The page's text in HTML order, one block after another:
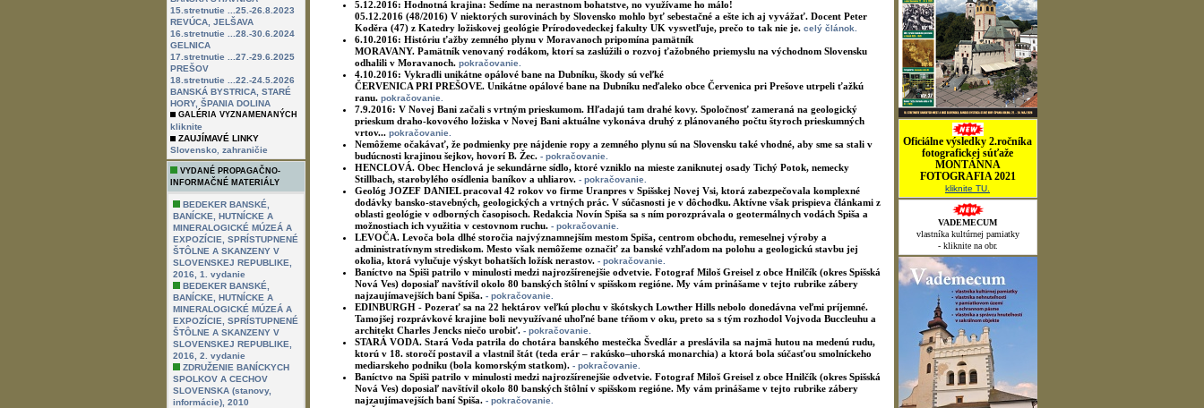
15.stretnutie ...25.-26.8.2023
REVÚCA, JELŠAVA
16.stretnutie ...28.-30.6.2024
GELNICA
17.stretnutie ...27.-29.6.2025
PREŠOV
18.stretnutie ...22.-24.5.2026
BANSKÁ BYSTRICA, STARÉ
HORY, ŠPANIA DOLINA
GALÉRIA VYZNAMENANÝCH
kliknite
ZAUJÍMAVÉ LINKY
Slovensko, zahraničie
VYDANÉ PROPAGAČNO-
INFORMAČNÉ MATERIÁLY
BEDEKER BANSKÉ,
BANÍCKE, HUTNÍCKE A
MINERALOGICKÉ MÚZEÁ A
EXPOZÍCIE, SPRÍSTUPNENÉ
ŠTÔLNE A SKANZENY V
SLOVENSKEJ REPUBLIKE,
2016, 1. vydanie
BEDEKER BANSKÉ,
BANÍCKE, HUTNÍCKE A
MINERALOGICKÉ MÚZEÁ A
EXPOZÍCIE, SPRÍSTUPNENÉ
ŠTÔLNE A SKANZENY V
SLOVENSKEJ REPUBLIKE,
2016, 2. vydanie
ZDRUŽENIE BANÍCKYCH
SPOLKOV A CECHOV
SLOVENSKA (stanovy,
informácie), 2010
Oficiálne výsledky 2.ročníka
fotografickej súťaže
MONTÁNNA
FOTOGRAFIA 2021
kliknite TU.
VADEMECUM
vlastníka kultúrnej pamiatky
- kliknite na obr.
5.12.2016: Hodnotná krajina: Sedíme na nerastnom bohatstve, no využívame ho málo!
05.12.2016 (48/2016) V niektorých surovinách by Slovensko mohlo byť sebestačné a ešte ich aj vyvážať. Docent Peter
Koděra (47) z Katedry ložiskovej geológie Prírodovedeckej fakulty UK vysvetľuje, prečo to tak nie je. celý článok.
6.10.2016: Históriu ťažby zemného plynu v Moravanoch pripomína pamätník
MORAVANY. Pamätník venovaný rodákom, ktorí sa zaslúžili o rozvoj ťažobného priemyslu na východnom Slovensku
odhalili v Moravanoch. pokračovanie.
4.10.2016: Vykradli unikátne opálové bane na Dubníku, škody sú veľké
ČERVENICA PRI PREŠOVE. Unikátne opálové bane na Dubníku neďaleko obce Červenica pri Prešove utrpeli ťažkú
ranu. pokračovanie.
7.9.2016: V Novej Bani začali s vrtným prieskumom. Hľadajú tam drahé kovy.Spoločnosť zameraná na geologický
prieskum draho-kovového ložiska v Novej Bani aktuálne vykonáva druhý z plánovaného počtu štyroch prieskumných
vrtov... pokračovanie.
Nemôžeme očakávať, že podmienky pre nájdenie ropy a zemného plynu sú na Slovensku také vhodné, aby sme sa stali v
budúcnosti krajinou šejkov, hovorí B. Žec. - pokračovanie.
HENCLOVÁ. Obec Henclová je sekundárne sídlo, ktoré vzniklo na mieste zaniknutej osady Tichý Potok, nemecky
Stillbach, starobylého osídlenia baníkov a uhliarov. - pokračovanie.
Geológ JOZEF DANIEL pracoval 42 rokov vo firme Uranpres v Spišskej Novej Vsi, ktorá zabezpečovala komplexné
dodávky bansko-stavebných, geologických a vrtných prác. V súčasnosti je v dôchodku. Aktívne však prispieva článkami z
oblasti geológie v odborných časopisoch. Redakcia Novín Spiša sa s ním porozprávala o geotermálnych vodách Spiša a
možnostiach ich využitia v cestovnom ruchu. - pokračovanie.
LEVOČA. Levoča bola dlhé storočia najvýznamnejším mestom Spiša, centrom obchodu, remeselnej výroby a
administratívnym strediskom. Mesto však nemôžeme označiť za banské vzhľadom na polohu a geologickú stavbu jej
okolia, ktorá vylučuje výskyt bohatších ložísk nerastov. - pokračovanie.
Baníctvo na Spiši patrilo v minulosti medzi najrozšírenejšie odvetvie. Fotograf Miloš Greisel z obce Hnilčík (okres Spišská
Nová Ves) doposiaľ navštívil okolo 80 banských štôlní v spišskom regióne. My vám prinášame v tejto rubrike zábery
najzaujímavejších baní Spiša. - pokračovanie.
EDINBURGH - Pozerať sa na 22 hektárov veľkú plochu v škótskych Lowther Hills nebolo donedávna veľmi príjemné.
Tamojšej rozprávkové krajine boli nevyužívané uhoľné bane tŕňom v oku, preto sa s tým rozhodol Vojvoda Buccleuhu a
architekt Charles Jencks niečo urobiť. - pokračovanie.
STARÁ VODA. Stará Voda patrila do chotára banského mestečka Švedlár a preslávila sa najmä hutou na medenú rudu,
ktorú v 18. storočí postavil a vlastnil štát (teda erár – rakúsko–uhorská monarchia) a ktorá bola súčasťou smolníckeho
mediarskeho podniku (bola komorským statkom). - pokračovanie.
Baníctvo na Spiši patrilo v minulosti medzi najrozšírenejšie odvetvie. Fotograf Miloš Greisel z obce Hnilčík (okres Spišská
Nová Ves) doposiaľ navštívil okolo 80 banských štôlní v spišskom regióne. My vám prinášame v tejto rubrike zábery
najzaujímavejších baní Spiša. - pokračovanie.